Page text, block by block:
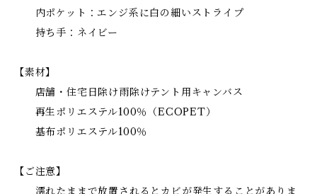
内ポケット：エンジ系に白の細いストライプ
持ち手：ネイビー
【素材】
店舗・住宅日除け雨除けテント用キャンバス
再生ポリエステル100％（ECOPET）
基布ポリエステル100％
【ご注意】
濡れたままで放置されるとカビが発生することがありま